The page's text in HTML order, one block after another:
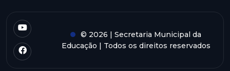
© 2026 | Secretaria Municipal da
Educação | Todos os direitos reservados